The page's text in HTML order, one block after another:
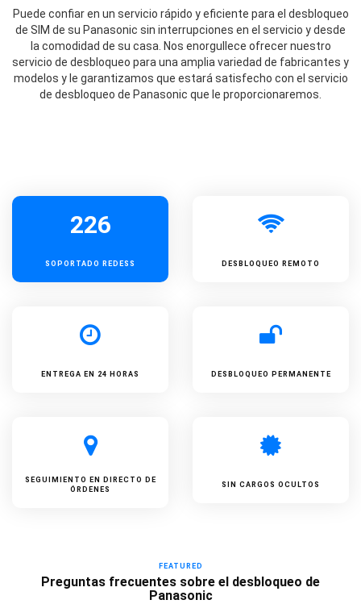
Puede confiar en un servicio rápido y eficiente para el desbloqueo
de SIM de su Panasonic sin interrupciones en el servicio y desde
la comodidad de su casa. Nos enorgullece ofrecer nuestro
servicio de desbloqueo para una amplia variedad de fabricantes y
modelos y le garantizamos que estará satisfecho con el servicio
de desbloqueo de Panasonic que le proporcionaremos.
226
SOPORTADO REDESS DESBLOQUEO REMOTO
ENTREGA EN 24 HORAS DESBLOQUEO PERMANENTE
SEGUIMIENTO EN DIRECTO DE
ÓRDENES
SIN CARGOS OCULTOS
FEATURED
Preguntas frecuentes sobre el desbloqueo de
Panasonic